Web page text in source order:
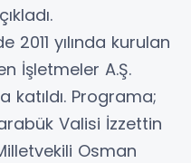
2011 yılında kurulan
İşletmeler A.Ş.
katıldı. Programa;
Valisi İzzettin
Osman